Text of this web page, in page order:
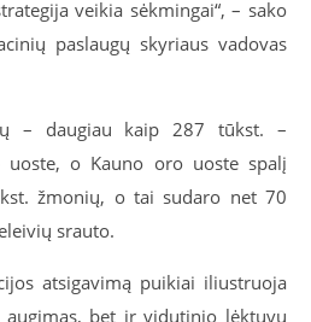
veikia sėkmingai“, – sako
paslaugų skyriaus vadovas
– daugiau kaip 287 tūkst. –
uoste, o Kauno oro uoste spalį
žmonių, o tai sudaro net 70
srauto.
atsigavimą puikiai iliustruoja
bet ir vidutinio lėktuvų